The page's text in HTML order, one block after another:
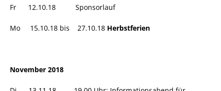
Fr 12.10.18 Sponsorlauf
Mo 15.10.18 bis 27.10.18 Herbstferien
November 2018